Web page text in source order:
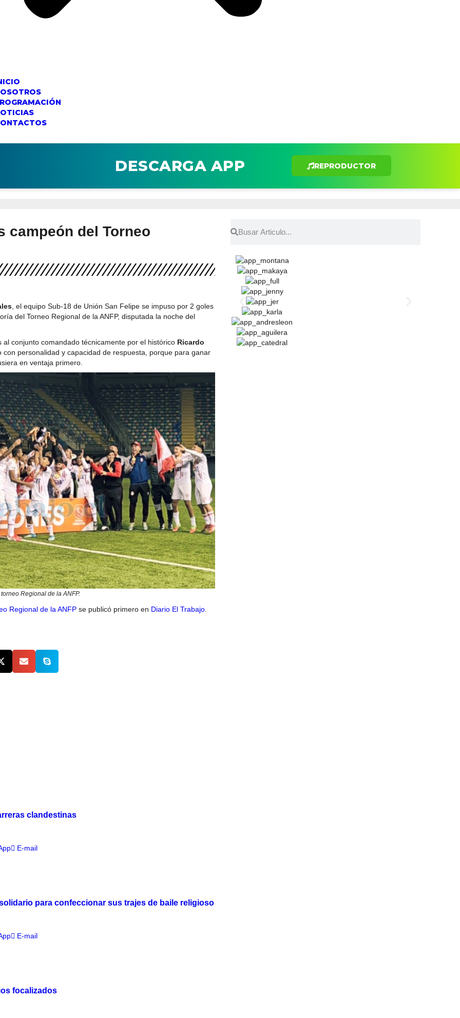
DESCARGA APP REPRODUCTOR
campeón del Torneo
, el equipo Sub-18 de Unión San Felipe se impuso por 2 goles
del Torneo Regional de la ANFP, disputada la noche del
conjunto comandado técnicamente por el histórico Ricardo
personalidad y capacidad de respuesta, porque para ganar
en ventaja primero.
Regional de la ANFP.
Regional de la ANFP se publicó primero en Diario El Trabajo
clandestinas
E-mail
para confeccionar sus trajes de baile religioso
E-mail
focalizados